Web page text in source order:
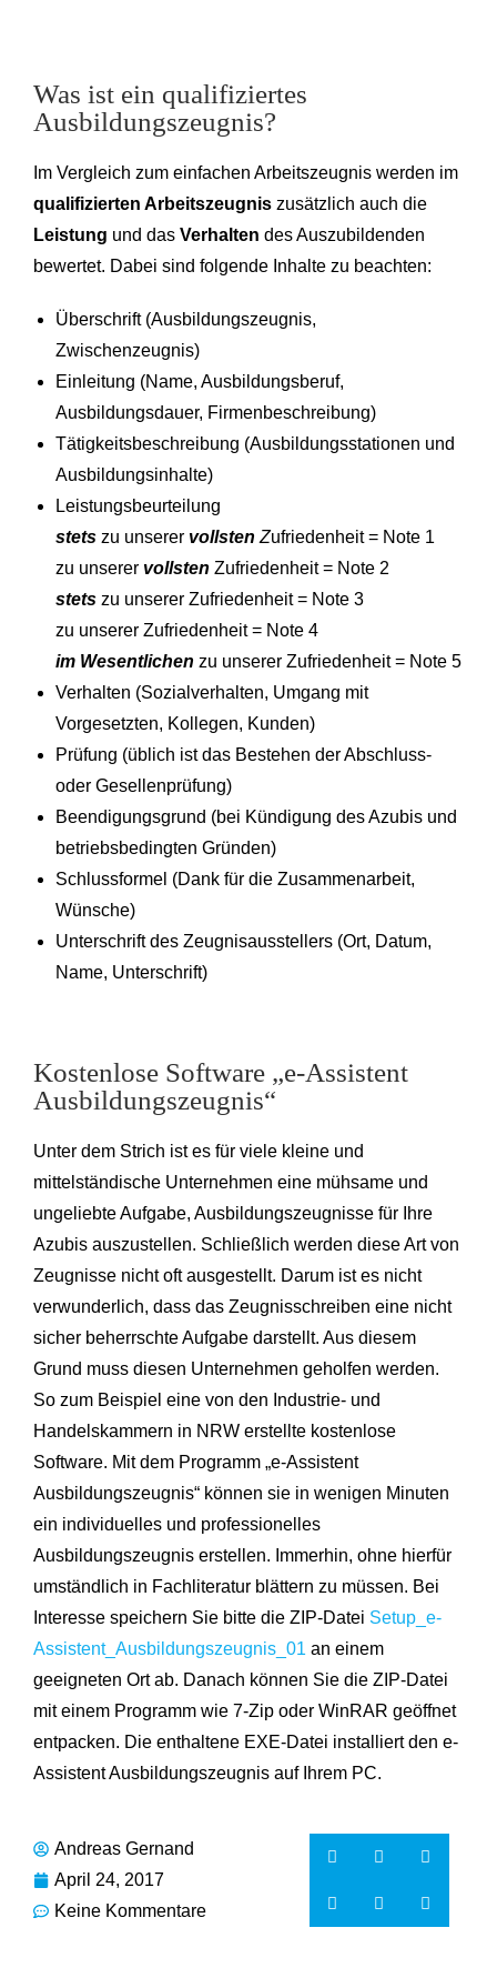
Was ist ein qualifiziertes
Ausbildungszeugnis?
Im Vergleich zum einfachen Arbeitszeugnis werden im
qualifizierten Arbeitszeugnis zusätzlich auch die
Leistung und das Verhalten des Auszubildenden
bewertet. Dabei sind folgende Inhalte zu beachten:
Überschrift (Ausbildungszeugnis,
Zwischenzeugnis)
Einleitung (Name, Ausbildungsberuf,
Ausbildungsdauer, Firmenbeschreibung)
Tätigkeitsbeschreibung (Ausbildungsstationen und
Ausbildungsinhalte)
Leistungsbeurteilung
stets zu unserer vollsten Zufriedenheit = Note 1
zu unserer vollsten Zufriedenheit = Note 2
stets zu unserer Zufriedenheit = Note 3
zu unserer Zufriedenheit = Note 4
im Wesentlichen zu unserer Zufriedenheit = Note 5
Verhalten (Sozialverhalten, Umgang mit
Vorgesetzten, Kollegen, Kunden)
Prüfung (üblich ist das Bestehen der Abschluss-
oder Gesellenprüfung)
Beendigungsgrund (bei Kündigung des Azubis und
betriebsbedingten Gründen)
Schlussformel (Dank für die Zusammenarbeit,
Wünsche)
Unterschrift des Zeugnisausstellers (Ort, Datum,
Name, Unterschrift)
Kostenlose Software „e-Assistent
Ausbildungszeugnis“
Unter dem Strich ist es für viele kleine und
mittelständische Unternehmen eine mühsame und
ungeliebte Aufgabe, Ausbildungszeugnisse für Ihre
Azubis auszustellen. Schließlich werden diese Art von
Zeugnisse nicht oft ausgestellt. Darum ist es nicht
verwunderlich, dass das Zeugnisschreiben eine nicht
sicher beherrschte Aufgabe darstellt. Aus diesem
Grund muss diesen Unternehmen geholfen werden.
So zum Beispiel eine von den Industrie- und
Handelskammern in NRW erstellte kostenlose
Software. Mit dem Programm „e-Assistent
Ausbildungszeugnis“ können sie in wenigen Minuten
ein individuelles und professionelles
Ausbildungszeugnis erstellen. Immerhin, ohne hierfür
umständlich in Fachliteratur blättern zu müssen. Bei
Interesse speichern Sie bitte die ZIP-Datei Setup_e-
Assistent_Ausbildungszeugnis_01 an einem
geeigneten Ort ab. Danach können Sie die ZIP-Datei
mit einem Programm wie 7-Zip oder WinRAR geöffnet
entpacken. Die enthaltene EXE-Datei installiert den e-
Assistent Ausbildungszeugnis auf Ihrem PC.
Andreas Gernand
April 24, 2017
Keine Kommentare